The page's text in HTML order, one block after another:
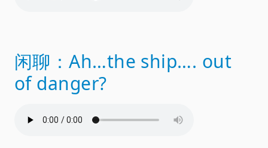
闲聊：Ah…the ship…. out
of danger?